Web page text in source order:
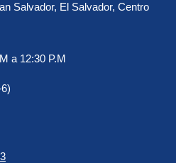
Salvador, El Salvador, Centro
a 12:30 P.M